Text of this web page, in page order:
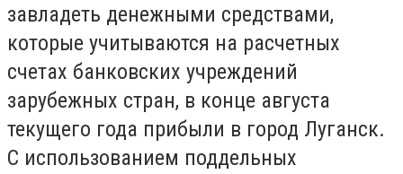
завладеть денежными средствами,
которые учитываются на расчетных
счетах банковских учреждений
зарубежных стран, в конце августа
текущего года прибыли в город Луганск.
С использованием поддельных